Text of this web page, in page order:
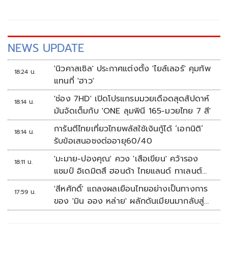
NEWS UPDATE
18:24 น.
'นิวคาสเซิล' ประกาศแต่งตั้ง 'ไยส์เลอร์' คุมทัพ
แทนที่ 'ฮาว'
18:14 น.
'ช่อง 7HD' เปิดโปรแกรมมวยเดือดสุดสัปดาห์
มันจัดเต็มกับ 'ONE ลุมพินี 165-มวยไทย 7 สี'
18:14 น.
การันตีไทยเที่ยวไทยพลัสใช้เงินกู้ได้ ‘เอกนิติ’
รับข้อเสนอชงต่ออายุ60/40
18:11 น.
'มะมาย-ปองคุณ' ควง 'เสือเขียน' คว้ารอง
แชมป์ อิเดมิตสึ ฮอนด้า ไทยแลนด์ ทาเลนต์
คัพ สนาม 3
17:59 น.
'สีหศักดิ์' แถลงผลเยือนไทยอย่างเป็นทางการ
ของ 'มิน ออง หล่าย' ผลักดันเมียนมากลับสู่
อาเซียน